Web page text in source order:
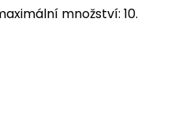
množství: 10.